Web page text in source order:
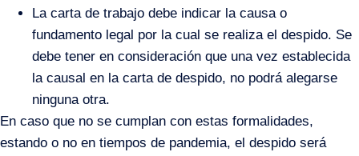
La carta de trabajo debe indicar la causa o
fundamento legal por la cual se realiza el despido. Se
debe tener en consideración que una vez establecida
la causal en la carta de despido, no podrá alegarse
ninguna otra.
En caso que no se cumplan con estas formalidades,
estando o no en tiempos de pandemia, el despido será